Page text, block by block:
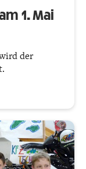
1. Mai
der